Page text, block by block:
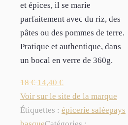
et épices, il se marie
parfaitement avec du riz, des
pâtes ou des pommes de terre.
Pratique et authentique, dans
un bocal en verre de 360g.
18€ 14,40 €
Voir sur le site de la marque
Étiquettes : épicerie saléepays